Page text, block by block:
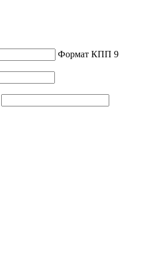
Формат КПП 9